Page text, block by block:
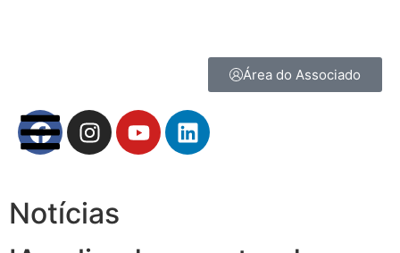
Área do Associado
Notícias